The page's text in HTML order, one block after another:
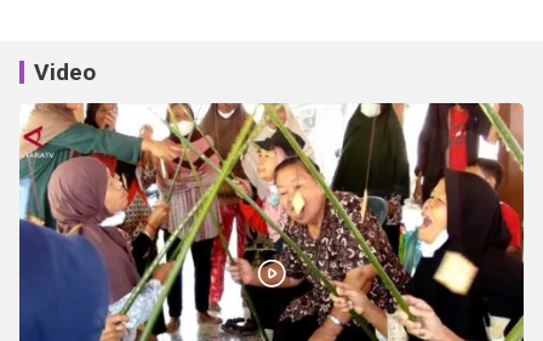
Video